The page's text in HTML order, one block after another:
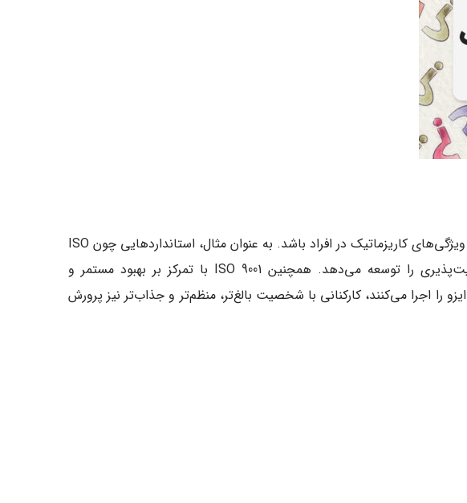
شاید عجیب به نظر برسد، اما پیاده‌سازی استانداردهای بین‌المللی مانند ایزو (ISO) می‌تواند زمینه‌ساز رشد ویژگی‌های کاریزماتیک در افراد باشد. به عنوان مثال، استانداردهایی چون ISO
10015 که بر آموزش و توانمندسازی کارکنان تمرکز دارد، مهارت‌هایی چون رهبری، ارتباط مؤثر و مسئولیت‌پذیری را توسعه می‌دهد. همچنین ISO 9001 با تمرکز بر بهبود مستمر و
اجرا می‌کنند، کارکنانی با شخصیت بالغ‌تر، منظم‌تر و جذاب‌تر نیز پرورش